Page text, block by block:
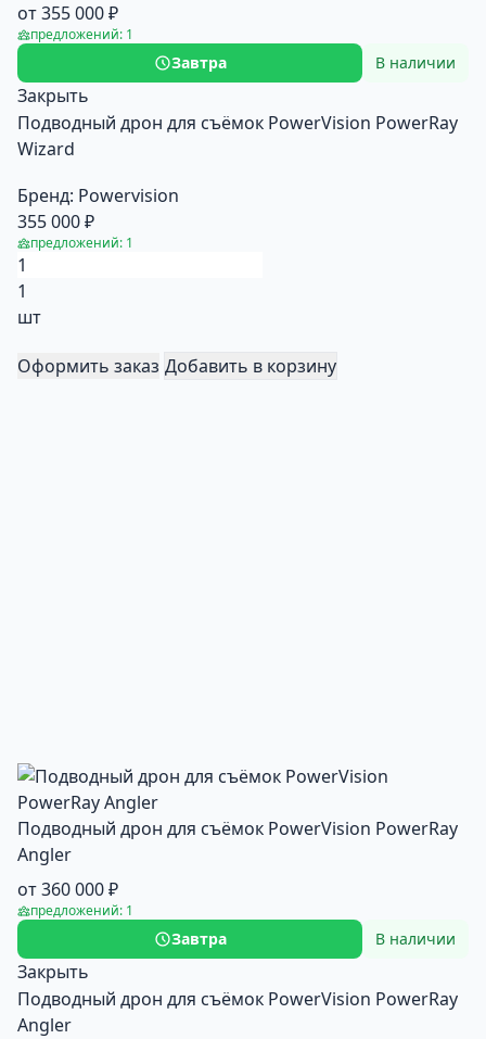
от 355 000 ₽
предложений: 1
Завтра В наличии
Закрыть
Подводный дрон для съёмок PowerVision PowerRay
Wizard
Бренд: Powervision
355 000 ₽
предложений: 1
1
шт
Оформить заказ Добавить в корзину
Подводный дрон для съёмок PowerVision PowerRay
Angler
от 360 000 ₽
предложений: 1
Завтра В наличии
Закрыть
Подводный дрон для съёмок PowerVision PowerRay
Angler